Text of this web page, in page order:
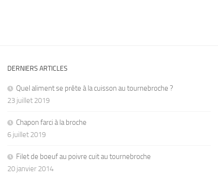
DERNIERS ARTICLES
Quel aliment se prête à la cuisson au tournebroche ?
23 juillet 2019
Chapon farci à la broche
6 juillet 2019
Filet de boeuf au poivre cuit au tournebroche
20 janvier 2014